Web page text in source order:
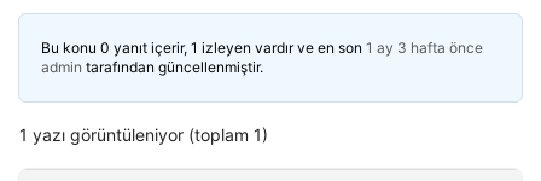
Bu konu 0 yanıt içerir, 1 izleyen vardır ve en son 1 ay 3 hafta önce
admin tarafından güncellenmiştir.
1 yazı görüntüleniyor (toplam 1)